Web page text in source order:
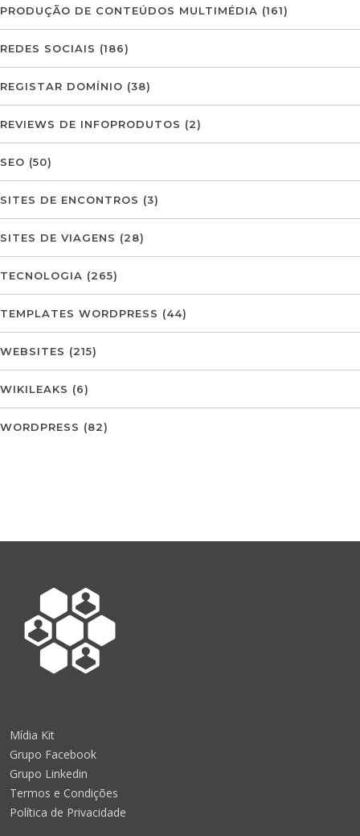
PRODUÇÃO DE CONTEÚDOS MULTIMÉDIA (161)
REDES SOCIAIS (186)
REGISTAR DOMÍNIO (38)
REVIEWS DE INFOPRODUTOS (2)
SEO (50)
SITES DE ENCONTROS (3)
SITES DE VIAGENS (28)
TECNOLOGIA (265)
TEMPLATES WORDPRESS (44)
WEBSITES (215)
WIKILEAKS (6)
WORDPRESS (82)
Mídia Kit
Grupo Facebook
Grupo Linkedin
Termos e Condições
Política de Privacidade